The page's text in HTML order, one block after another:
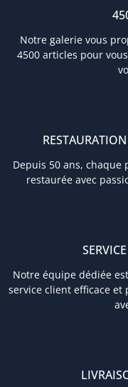
Notre galerie vous
4500 articles pour
Depuis 50 ans,
restaurée avec
Notre équipe dédiée
service client efficace et